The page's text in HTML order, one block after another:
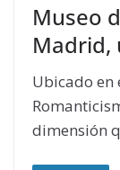
Museo
Madrid,
Ubicado en
dimensión